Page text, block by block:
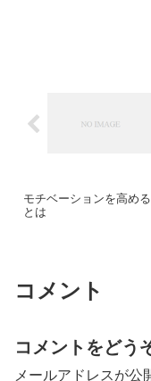
モチベーションを高め
とは
コメント
コメントをどう
メールアドレスが公